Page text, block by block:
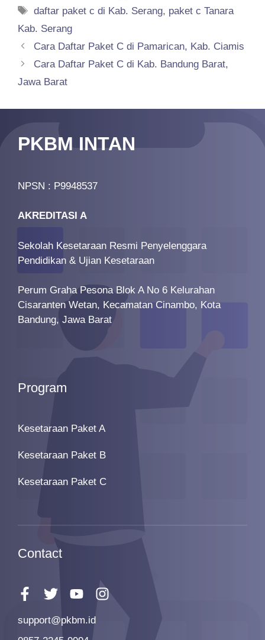
Tags
daftar paket c di Kab. Serang, paket c Tanara
Kab. Serang
Cara Daftar Paket C di Pamarican, Kab. Ciamis
Cara Daftar Paket C di Kab. Bandung Barat,
Jawa Barat
PKBM INTAN
NPSN : P9948537
AKREDITASI A
Sekolah Kesetaraan Resmi Penyelenggara
Pendidikan & Ujian Kesetaraan
Perum Graha Pesona Blok A No 6 Kelurahan
Cisaranten Wetan, Kecamatan Cinambo, Kota
Bandung, Jawa Barat
Program
Kesetaraan Paket A
Kesetaraan Paket B
Kesetaraan Paket C
Contact
support@pkbm.id